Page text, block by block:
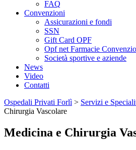
FAQ
Convenzioni
Assicurazioni e fondi
SSN
Gift Card OPF
Opf net Farmacie
Società sportive e aziende
News
Video
Contatti
Ospedali Privati Forlì > Servizi e
Chirurgia Vascolare
Medicina e Chirurgia